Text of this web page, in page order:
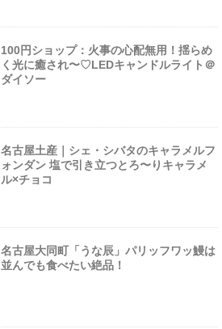
100円ショップ：火事の心配無用！揺らめ
く光に癒され〜♡LEDキャンドルライト＠
ダイソー
名古屋土産｜シェ・シバタのキャラメルフ
ォンダン 塩で引き立つとろ〜りキャラメ
ル×チョコ
名古屋大同町「うな辰」パリッフワッ鰻は
並んでも食べたい絶品！